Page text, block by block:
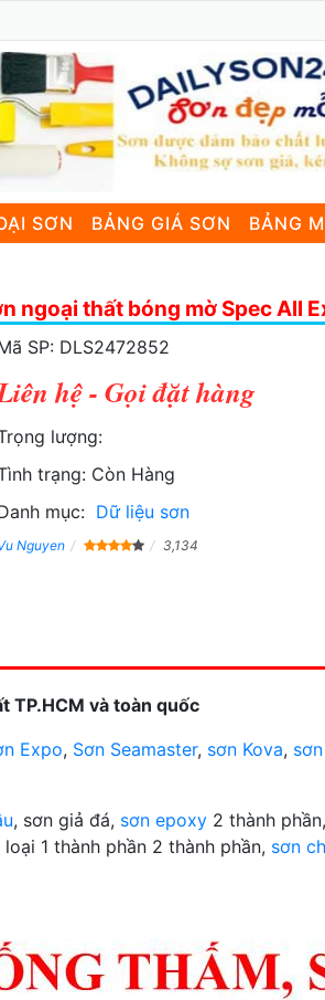
SƠN BẢNG GIÁ SƠN BẢNG
ngoại thất bóng mờ Spec All
SP: DLS2472852
hệ - Gọi đặt hàng
lượng:
trạng: Còn Hàng
mục: Dữ liệu sơn
Nguyen 3,134
TP.HCM và toàn quốc
Expo, Sơn Seamaster, sơn Kova,
, sơn giả đá, sơn epoxy 2 thành
1 thành phần 2 thành phần, sơn